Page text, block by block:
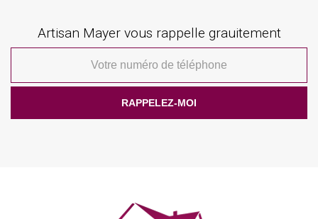
Artisan Mayer vous rappelle grauitement